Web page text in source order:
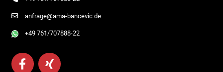
anfrage@ama-bancevic.de
+49 761/707888-22